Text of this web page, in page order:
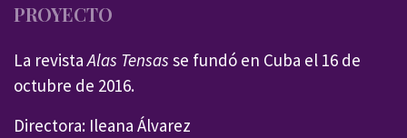
PROYECTO
La revistaAlas Tensas se fundó en Cuba el 16 de
octubre de 2016.
Directora: Ileana Álvarez